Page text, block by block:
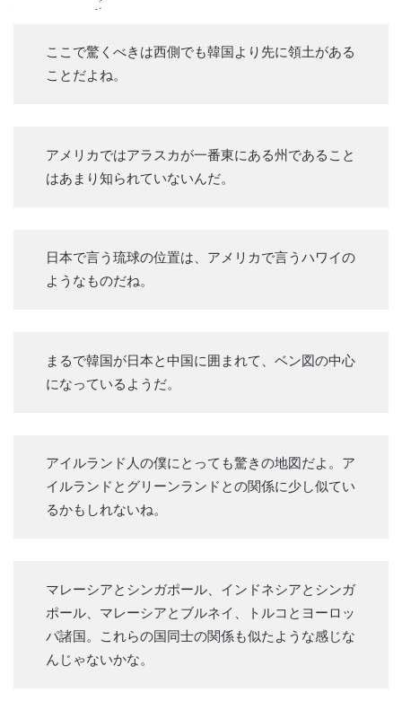
ここで驚くべきは西側でも韓国より先に領土がある
ことだよね。
アメリカではアラスカが一番東にある州であること
はあまり知られていないんだ。
日本で言う琉球の位置は、アメリカで言うハワイの
ようなものだね。
まるで韓国が日本と中国に囲まれて、ベン図の中心
になっているようだ。
アイルランド人の僕にとっても驚きの地図だよ。ア
イルランドとグリーンランドとの関係に少し似てい
るかもしれないね。
マレーシアとシンガポール、インドネシアとシンガ
ポール、マレーシアとブルネイ、トルコとヨーロッ
パ諸国。これらの国同士の関係も似たような感じな
んじゃないかな。